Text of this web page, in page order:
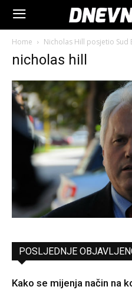
Home Nicholas Hill posjetio Sud
nicholas hill
POSLJEDNJE
Kako se mijenja način na